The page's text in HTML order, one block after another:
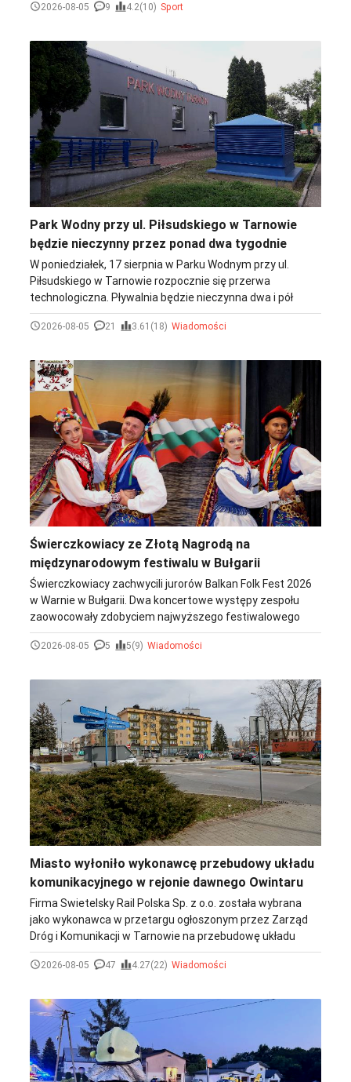
2026-08-05 9 4.2(10) Sport
Park Wodny przy ul. Piłsudskiego w Tarnowie
będzie nieczynny przez ponad dwa tygodnie
W poniedziałek, 17 sierpnia w Parku Wodnym przy ul.
Piłsudskiego w Tarnowie rozpocznie się przerwa
technologiczna. Pływalnia będzie nieczynna dwa i pół
tygodnia.
2026-08-05 21 3.61(18) Wiadomości
Świerczkowiacy ze Złotą Nagrodą na
międzynarodowym festiwalu w Bułgarii
Świerczkowiacy zachwycili jurorów Balkan Folk Fest 2026
w Warnie w Bułgarii. Dwa koncertowe występy zespołu
zaowocowały zdobyciem najwyższego festiwalowego
wyróżnienia - Złotej Nagrody.
2026-08-05 5 5(9) Wiadomości
Miasto wyłoniło wykonawcę przebudowy układu
komunikacyjnego w rejonie dawnego Owintaru
Firma Swietelsky Rail Polska Sp. z o.o. została wybrana
jako wykonawca w przetargu ogłoszonym przez Zarząd
Dróg i Komunikacji w Tarnowie na przebudowę układu
komunikacyjnego w rejonie Owintaru. Jeżeli w najbliższych
dniach nie zostaną wniesione odwołania, podpisanie
2026-08-05 47 4.27(22) Wiadomości